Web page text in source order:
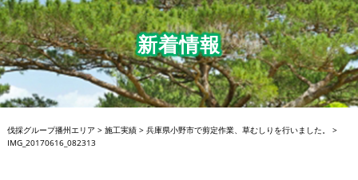
新着情報
伐採グループ播州エリア > 施工実績> 兵庫県小野市で剪定作業、草むしりを行いました。
>
IMG_20170616_082313